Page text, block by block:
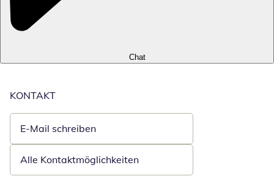
Chat
KONTAKT
E-Mail schreiben
Öffnet E-Mail-Client
Alle Kontaktmöglichkeiten